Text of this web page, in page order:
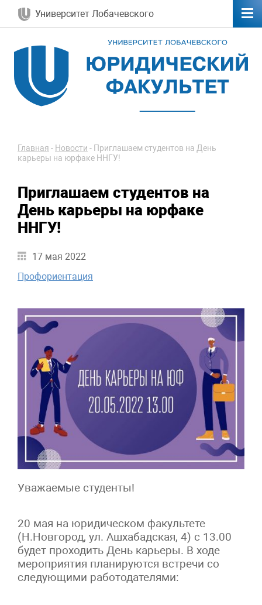
Университет Лобачевского
Главная - Новости - Приглашаем студентов на День
карьеры на юрфаке ННГУ!
Приглашаем студентов на
День карьеры на юрфаке
ННГУ!
17 мая 2022
Профориентация
Уважаемые студенты!
20 мая на юридическом факультете
(Н.Новгород, ул. Ашхабадская, 4) с 13.00
будет проходить День карьеры. В ходе
мероприятия планируются встречи со
следующими работодателями: